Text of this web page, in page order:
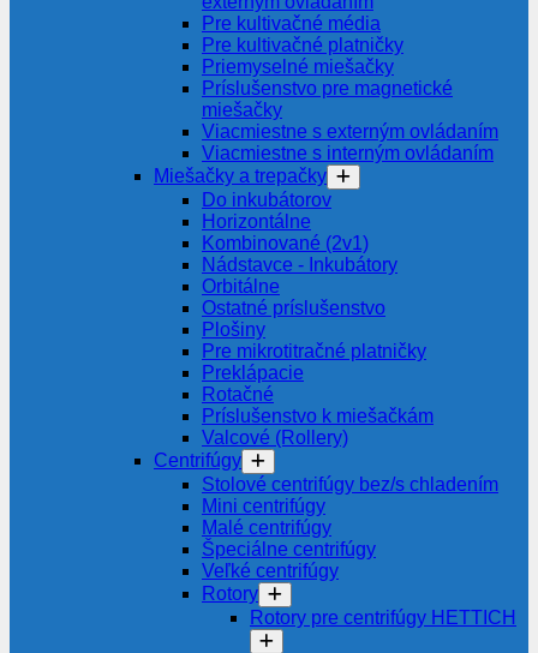
Pre kultivačné média
Pre kultivačné platničky
Priemyselné miešačky
Príslušenstvo pre magnetické
miešačky
Viacmiestne s externým ovládaním
Viacmiestne s interným ovládaním
Miešačky a trepačky
Do inkubátorov
Horizontálne
Kombinované (2v1)
Nádstavce - Inkubátory
Orbitálne
Ostatné príslušenstvo
Plošiny
Pre mikrotitračné platničky
Preklápacie
Rotačné
Príslušenstvo k miešačkám
Valcové (Rollery)
Centrifúgy
Stolové centrifúgy bez/s chladením
Mini centrifúgy
Malé centrifúgy
Špeciálne centrifúgy
Veľké centrifúgy
Rotory
Rotory pre centrifúgy HETTICH